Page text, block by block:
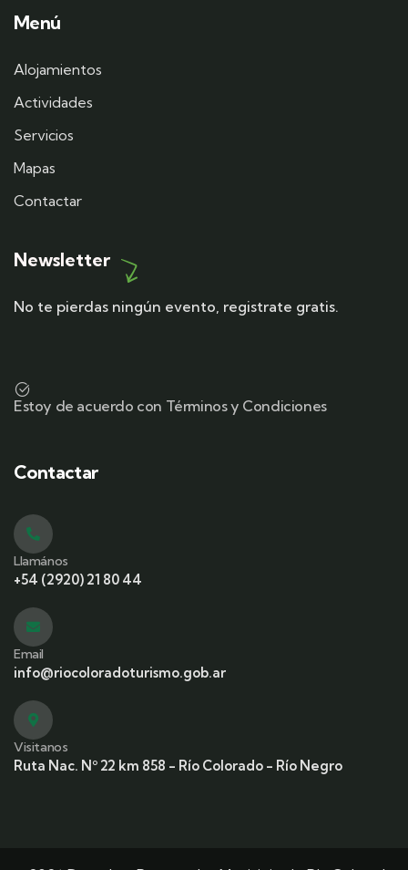
Menú
Alojamientos
Actividades
Servicios
Mapas
Contactar
Newsletter
No te pierdas ningún evento, registrate gratis.
Estoy de acuerdo con Términos y Condiciones
Contactar
Llamános
+54 (2920) 21 80 44
Email
info@riocoloradoturismo.gob.ar
Visitanos
Ruta Nac. Nº 22 km 858 - Río Colorado - Río Negro